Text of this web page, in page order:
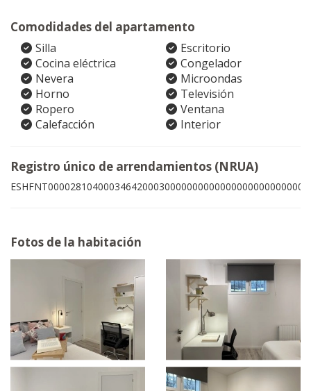
Comodidades del apartamento
Silla
Escritorio
Cocina eléctrica
Congelador
Nevera
Microondas
Horno
Televisión
Ropero
Ventana
Calefacción
Interior
Registro único de arrendamientos (NRUA)
ESHFNT00002810400034642000300000000000000000000000009
Fotos de la habitación